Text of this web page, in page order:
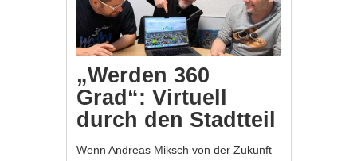
„Werden 360
Grad“: Virtuell
durch den Stadtteil
Wenn Andreas Miksch von der Zukunft